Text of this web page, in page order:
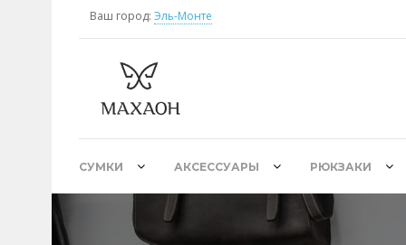
Ваш город: Эль-Монте
СУМКИ АКСЕССУАРЫ РЮКЗАКИ